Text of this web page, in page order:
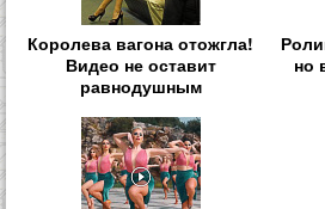
Королева вагона отожгла!
Видео не оставит
равнодушным
но